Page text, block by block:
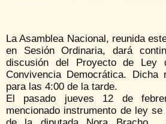
La Asamblea Nacional, reunida
en Sesión Ordinaria, dará
discusión del Proyecto de Ley
Convivencia Democrática. Dicha
para las 4:00 de la tarde.
El pasado jueves 12 de
mencionado instrumento de ley